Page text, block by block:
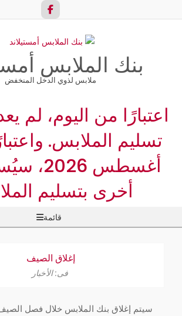
بنك الملابس
ملابس لذوي الدخل المنخفض
اعتبارًا من اليوم، لم
أغسطس
أخرى بتسليم
التنقل
قائمة
إغلاق الصيف
فى: الأخبار